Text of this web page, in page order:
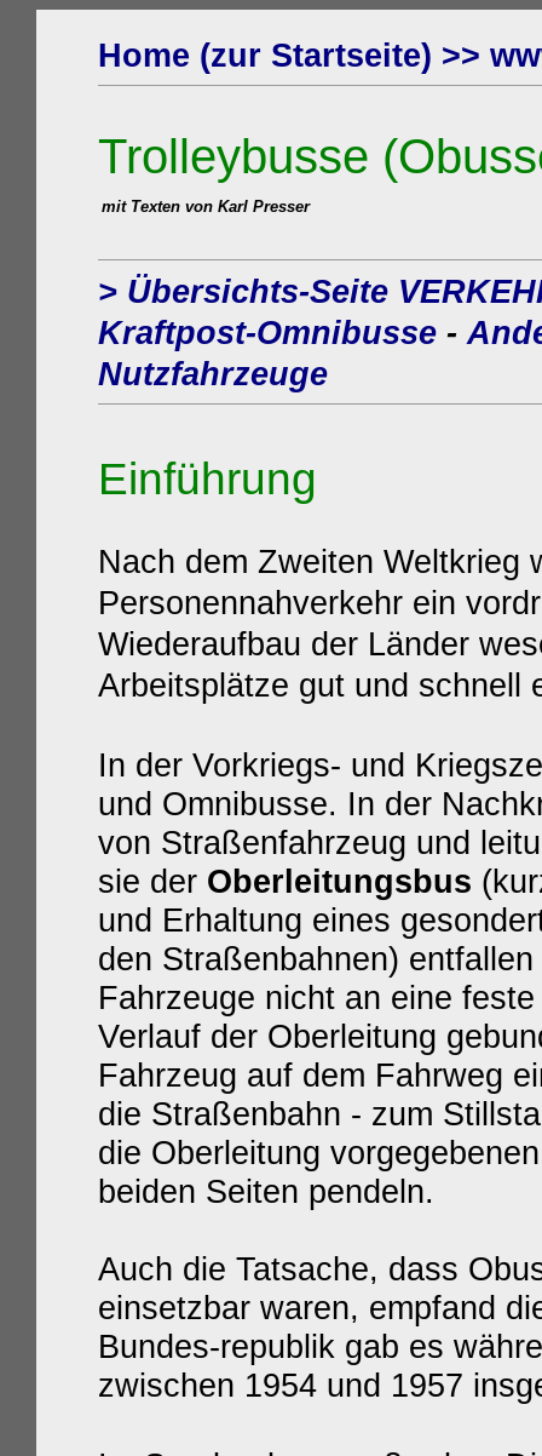
Home (zur Startseite) >>
Trolleybusse (
mit Texten von Karl Presser
> Übersichts-Seite
Kraftpost-Omnibusse -
Nutzfahrzeuge
Einführung
Nach dem Zweiten Weltkrieg
Personennahverkehr ein
Wiederaufbau der Länder
Arbeitsplätze gut und schnell
In der Vorkriegs- und
und Omnibusse. In der
von Straßenfahrzeug und
sie der Oberleitungsbus
und Erhaltung eines
den Straßenbahnen)
Fahrzeuge nicht an eine
Verlauf der Oberleitung
Fahrzeug auf dem Fahrweg
die Straßenbahn - zum
die Oberleitung
beiden Seiten pendeln.
Auch die Tatsache, dass
einsetzbar waren, empfand
Bundes-republik gab es
zwischen 1954 und 1957